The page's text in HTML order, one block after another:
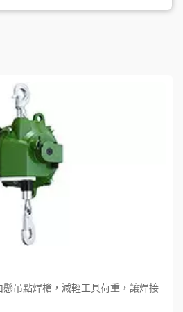
吊點焊槍，減輕工具荷重，讓焊接